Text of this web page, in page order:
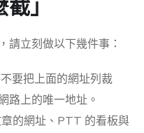
」
請立刻做以下幾件事：
要把上面的網址列裁
路上的唯一地址。
的網址、PTT 的看板與